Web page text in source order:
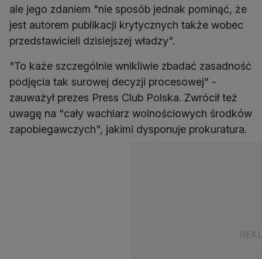
ale jego zdaniem "nie sposób jednak pominąć, że
jest autorem publikacji krytycznych także wobec
przedstawicieli dzisiejszej władzy".
"To każe szczególnie wnikliwie zbadać zasadność
podjęcia tak surowej decyzji procesowej" -
zauważył prezes Press Club Polska. Zwrócił też
uwagę na "cały wachlarz wolnościowych środków
zapobiegawczych", jakimi dysponuje prokuratura.